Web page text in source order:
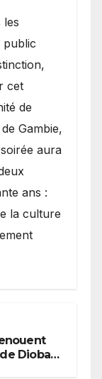
les
public
cet
de
Gambie,
aura
ans :
la culture
Diobaye